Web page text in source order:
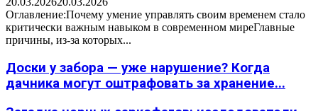
Оглавление:Почему умение управлять своим временем стало
критически важным навыком в современном миреГлавные
причины, из-за которых...
Доски у забора — уже нарушение? Когда
дачника могут оштрафовать за хранение...